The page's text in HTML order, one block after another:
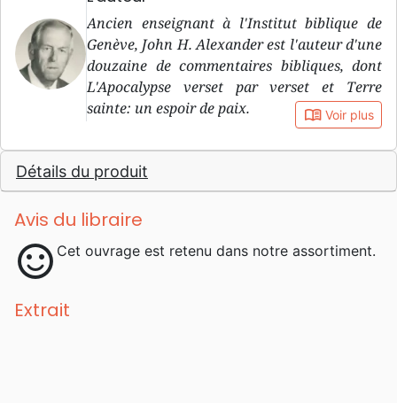
Ancien enseignant à l'Institut biblique de
Genève, John H. Alexander est l'auteur d'une
douzaine de commentaires bibliques, dont
L'Apocalypse verset par verset et Terre
sainte: un espoir de paix.
book_open Voir plus
Détails du produit
Avis du libraire
sentiment_satisfied Cet ouvrage est retenu dans notre assortiment.
Extrait